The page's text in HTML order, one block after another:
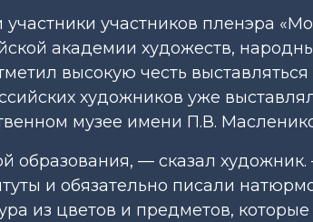
участников пленэра
академии художеств,
высокую честь
художников уже
музее имени П.В.
образования, — сказал
и обязательно писали
из цветов и предметов,